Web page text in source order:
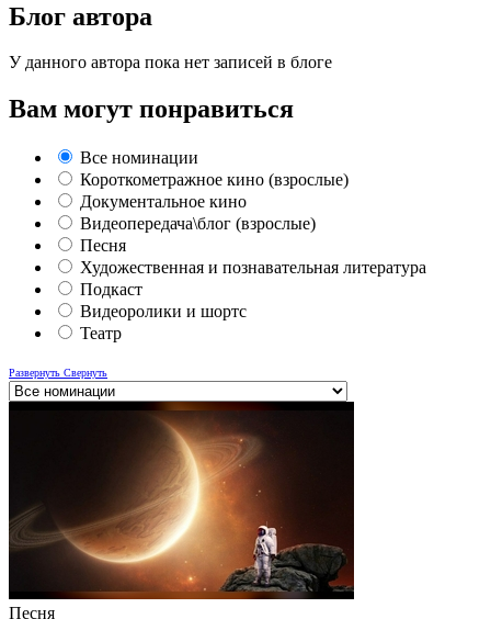
Блог автора
У данного автора пока нет записей в блоге
Вам могут понравиться
Все номинации
Короткометражное кино (взрослые)
Документальное кино
Видеопередача\блог (взрослые)
Песня
Художественная и познавательная литература
Подкаст
Видеоролики и шортс
Театр
Развернуть Свернуть
Песня